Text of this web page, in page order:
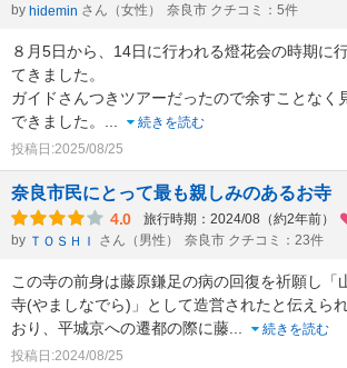
by hidemin さん（女性） 奈良市 クチコミ：5件
８月5日から、14日に行われる燈花会の時期に
てきました。
ガイドさんつきツアーだったので余すことなく
できました。
続きを読む
投稿日:2025/08/25
奈良市民にとって最も親しみのあるお寺
4.0 旅行時期：2024/08（約2年前）
by ＴＯＳＨＩ さん（男性） 奈良市 クチコミ：23件
この寺の前身は藤原鎌足の病の回復を祈願し「
寺(やましなでら)」として造営されたと伝えら
おり、平城京への遷都の際に藤
続きを読む
投稿日:2024/08/25